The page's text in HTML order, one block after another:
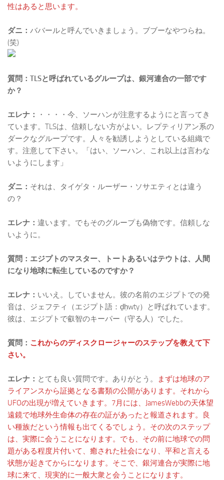
性はあると思います。
ダニ： ババールと呼んでいきましょう。ブブーなやつらね。
(笑)
質問：TLSと呼ばれているグループは、銀河連合の一部です
か？
エレナ：
・・・・今、ソーハンが注意するようにと言ってき
ています。TLSは、信頼しない方がよい。レプティリアン系の
ダークなグループです。人々を勧誘しようとしている組織で
す。注意して下さい。「はい、ソーハン、これ以上は言わな
いようにします」
ダニ： それは、タイゲタ・ルーザー・ソサエティとは違う
の？
エレナ： 違います。でもそのグループも偽物です。信頼しな
いように。
質問：エジプトのマスター、トートあるいはテウトは、人間
になり地球に転生しているのですか？
エレナ： いいえ。していません。彼の名前のエジプトでの発
音は、ジェフティ（エジプト語：ḏḥwty）と呼ばれています。
彼は、エジプトで叡智のキーパー（守る人）でした。
質問： これからのディスクロージャーのステップを教えて下
さい。
エレナ： とても良い質問です。ありがとう。
まずは地球のア
ライアンスから証拠となる書類の公開があります。それから
UFOの出現が増えていきます。7月には、JamesWebbの天体望
遠鏡で地球外生命体の存在の証があったと報道されます。良
い種族だという情報も出てくるでしょう。その次のステップ
は、実際に会うことになります。でも、その前に地球での問
題がある程度片付いて、癒された社会になり、平和と言える
状態が起きてからになります。そこで、銀河連合が実際に地
球に来て、現実的に一般大衆と会うことになります。